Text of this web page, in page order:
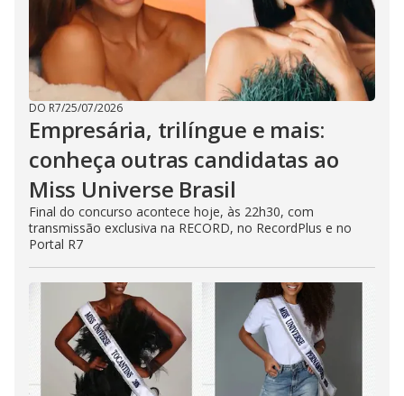
DO R7/25/07/2026
Empresária, trilíngue e mais:
conheça outras candidatas ao
Miss Universe Brasil
Final do concurso acontece hoje, às 22h30, com
transmissão exclusiva na RECORD, no RecordPlus e no
Portal R7